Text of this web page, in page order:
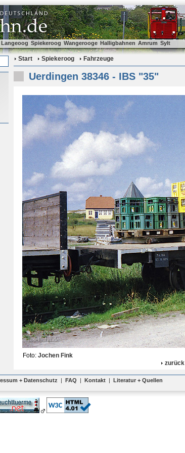
Langeoog Spiekeroog Wangerooge Halligbahnen Amrum Sylt
Start Spiekeroog Fahrzeuge
Uerdingen 38346 - IBS "35"
Foto: Jochen Fink
zurück
+ Datenschutz | FAQ | Kontakt | Literatur + Quellen